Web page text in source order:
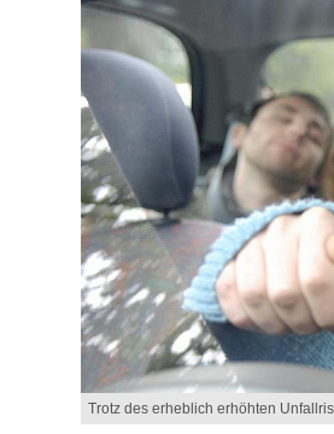
Trotz des erheblich erhöhten